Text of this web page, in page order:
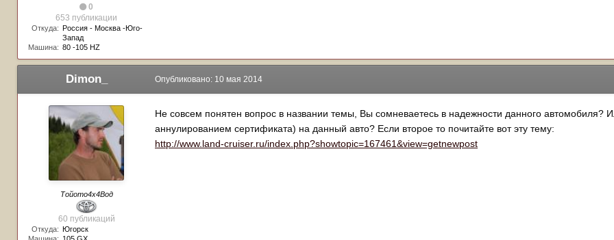
0
653 публикации
Откуда: Россия - Москва -Юго-
Запад
Машина: 80 -105 HZ
Dimon_
Тойото4х4Вод
60 публикаций
Откуда: Югорск
Опубликовано: 10 мая 2014
Не совсем понятен вопрос в названии темы, Вы сомневаетесь в надежности данного автомобиля?
аннулированием сертификата) на данный авто? Если второе то почитайте вот эту тему:
http://www.land-cruiser.ru/index.php?showtopic=167461&view=getnewpost